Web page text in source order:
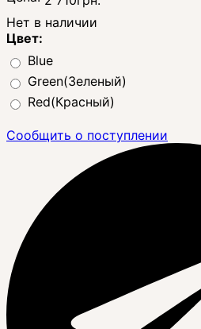
Нет в наличии
Цвет:
Blue
Green(Зеленый)
Red(Красный)
Сообщить о поступлении